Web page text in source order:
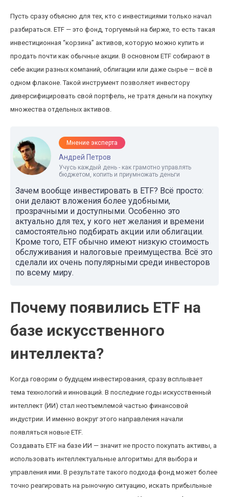
Пусть сразу объясню для тех, кто с инвестициями только начал
разбираться. ETF — это фонд, торгуемый на бирже, то есть такая
инвестиционная “корзина” активов, которую можно купить и
продать почти как обычные акции. В основном ETF собирают в
себе акции разных компаний, облигации или даже сырье — всё в
одном флаконе. Такой инструмент позволяет инвестору
диверсифицировать свой портфель, не тратя деньги на покупку
множества отдельных активов.
Мнение эксперта
Андрей Петров
Учусь каждый день - как грамотно управлять
бюджетом, копить и приумножать деньги
Зачем вообще инвестировать в ETF? Всё просто:
они делают вложения более удобными,
прозрачными и доступными. Особенно это
актуально для тех, у кого нет желания и времени
самостоятельно подбирать акции или облигации.
Кроме того, ETF обычно имеют низкую стоимость
обслуживания и налоговые преимущества. Всё это
сделали их очень популярными среди инвесторов
по всему миру.
Почему появились ETF на
базе искусственного
интеллекта?
Когда говорим о будущем инвестирования, сразу всплывает
тема технологий и инноваций. В последние годы искусственный
интеллект (ИИ) стал неотъемлемой частью финансовой
индустрии. И именно вокруг этого направления начали
появляться новые ETF.
Создавать ETF на базе ИИ — значит не просто покупать активы, а
использовать интеллектуальные алгоритмы для выбора и
управления ими. В результате такого подхода фонд может более
точно реагировать на рыночную ситуацию, искать прибыльные